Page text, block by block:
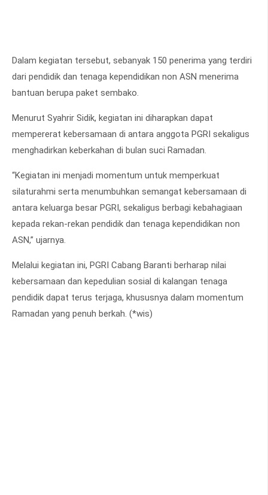
Dalam kegiatan tersebut, sebanyak 150 penerima yang terdiri
dari pendidik dan tenaga kependidikan non ASN menerima
bantuan berupa paket sembako.
Menurut Syahrir Sidik, kegiatan ini diharapkan dapat
mempererat kebersamaan di antara anggota PGRI sekaligus
menghadirkan keberkahan di bulan suci Ramadan.
“Kegiatan ini menjadi momentum untuk memperkuat
silaturahmi serta menumbuhkan semangat kebersamaan di
antara keluarga besar PGRI, sekaligus berbagi kebahagiaan
kepada rekan-rekan pendidik dan tenaga kependidikan non
ASN,” ujarnya.
Melalui kegiatan ini, PGRI Cabang Baranti berharap nilai
kebersamaan dan kepedulian sosial di kalangan tenaga
pendidik dapat terus terjaga, khususnya dalam momentum
Ramadan yang penuh berkah. (*wis)